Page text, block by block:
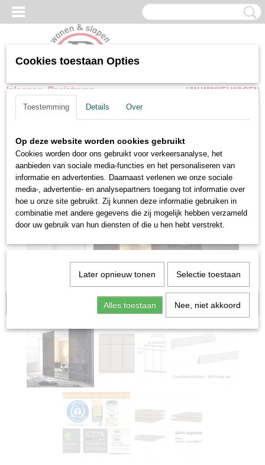
Inloggen Registreren
UW WINKELWAGEN
(0)
Home > Slaapkamer meubel Kledingkasten >
Schuifdeur kledingkast 3 deuren Glas Basalt grijs - spiegel 203 cm
Aanbieding
Cookies toestaan Opties
Toestemming Details Over
Op deze website worden cookies gebruikt
Cookies worden door ons gebruikt voor verkeersanalyse, het
aanbieden van sociale media-functies en het personaliseren van
informatie en advertenties. Daarnaast verlenen we onze sociale
media-, advertentie- en analysepartners toegang tot informatie over
hoe u onze site gebruikt. Zij kunnen deze informatie gebruiken in
combinatie met andere gegevens die zij mogelijk hebben verzameld
door uw gebruik van hun diensten of die u hen hebt verstrekt.
Later opnieuw tonen Selectie toestaan
Alles toestaan Nee, niet akkoord